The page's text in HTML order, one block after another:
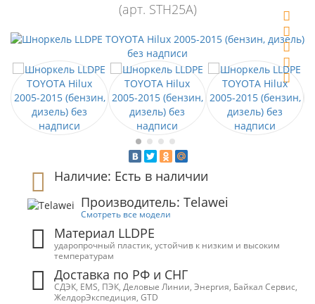
(арт. STH25A)
Наличие: Есть в наличии
Производитель: Telawei
Смотреть все модели
Материал LLDPE
ударопрочный пластик, устойчив к низким и высоким
температурам
Доставка по РФ и СНГ
СДЭК, EMS, ПЭК, Деловые Линии, Энергия, Байкал Сервис,
ЖелдорЭкспедиция, GTD